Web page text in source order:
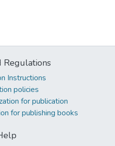
Regulations
Instructions
policies
for publication
for publishing books